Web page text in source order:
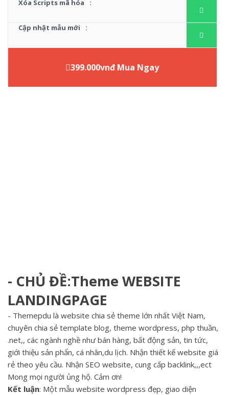
Xóa Scripts mã hóa :
Cập nhật mẫu mới :
399.000vnđ Mua Ngay
- CHỦ ĐỀ:Theme WEBSITE
LANDINGPAGE
- Themepdu là website chia sẻ theme lớn nhất Việt Nam,
chuyên chia sẻ template blog, theme wordpress, php thuần,
.net,, các ngành nghề như bán hàng, bất động sản, tin tức,
giới thiệu sản phẩn, cá nhân,du lịch. Nhận thiết kế website giá
rẻ theo yêu cầu. Nhận SEO website, cung cấp backlink,,,ect
Mong mọi người ủng hộ. Cảm ơn!
Kết luận: Một mẫu website wordpress đẹp, giao diện